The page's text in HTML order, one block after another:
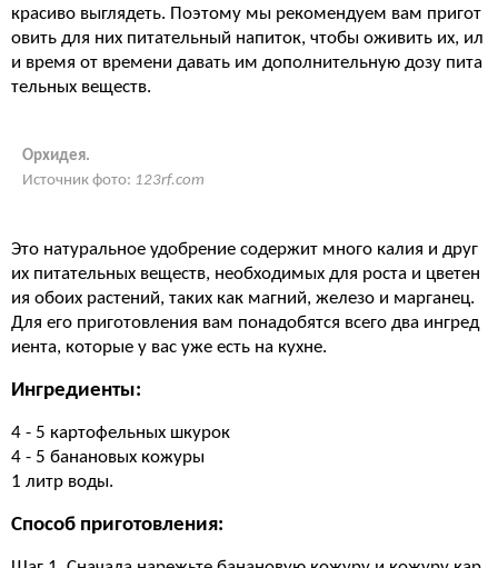
красиво выглядеть. Поэтому мы рекомендуем вам пригот
овить для них питательный напиток, чтобы оживить их, ил
и время от времени давать им дополнительную дозу пита
тельных веществ.
Орхидея.
Источник фото: 123rf.com
Это натуральное удобрение содержит много калия и друг
их питательных веществ, необходимых для роста и цветен
ия обоих растений, таких как магний, железо и марганец.
Для его приготовления вам понадобятся всего два ингред
иента, которые у вас уже есть на кухне.
Ингредиенты:
4 - 5 картофельных шкурок
4 - 5 банановых кожуры
1 литр воды.
Способ приготовления: